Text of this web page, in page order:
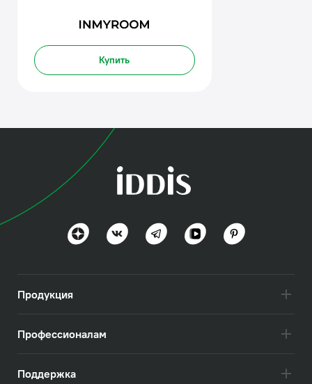
Купить
Продукция
Профессионалам
Поддержка